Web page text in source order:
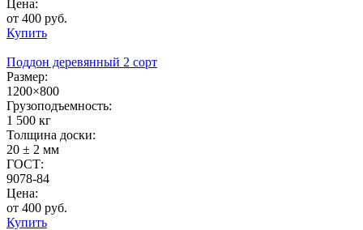
Цена:
от 400 руб.
Купить
Поддон деревянный 2 сорт
Размер:
1200×800
Грузоподъемность:
1 500 кг
Толщина доски:
20 ± 2 мм
ГОСТ:
9078-84
Цена:
от 400 руб.
Купить